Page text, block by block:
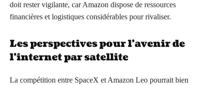
doit rester vigilante, car Amazon dispose de ressources
financières et logistiques considérables pour rivaliser.
Les perspectives pour l’avenir de
l’internet par satellite
La compétition entre SpaceX et Amazon Leo pourrait bien